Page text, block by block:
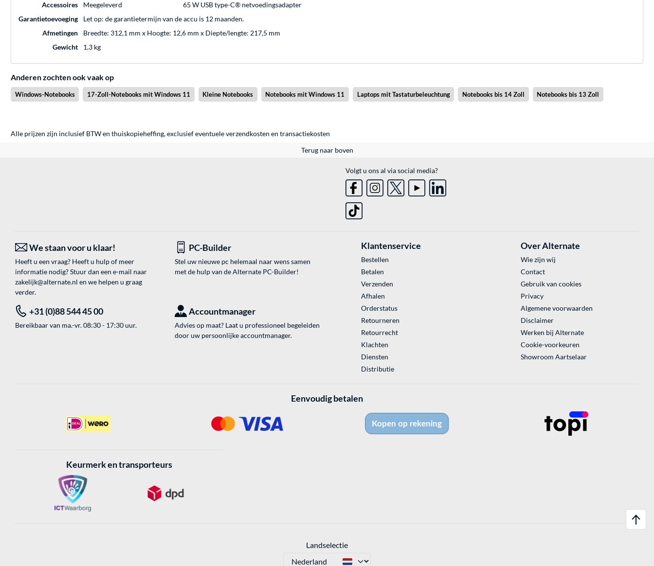
Accessoires
Meegeleverd
65 W USB type-C® netvoedingsadapter
Garantietoevoeging
Let op: de garantietermijn van de accu is 12 maanden.
Afmetingen
Breedte: 312,1 mm x Hoogte: 12,6 mm x Diepte/lengte: 217,5 mm
Gewicht
1,3 kg
Anderen zochten ook vaak op
Windows-Notebooks 17-Zoll-Notebooks mit Windows 11 Kleine Notebooks Notebooks mit Windows 11 Laptops mit Tastaturbeleuchtung Notebooks bis 14 Zoll Notebooks bis 13 Zoll
Alle prijzen zijn inclusief BTW en thuiskopieheffing, exclusief eventueleverzendkosten en transactiekosten
Terug naar boven
Volgt u ons al via social media?
We staan voor u klaar!
Heeft u een vraag? Heeft u hulp of meer
informatie nodig? Stuur dan een e-mail naar
zakelijk@alternate.nl en we helpen u graag
verder.
PC-Builder
Stel uw nieuwe pc helemaal naar wens samen
met de hulp van de Alternate PC-Builder!
+31 (0)88 544 45 00
Bereikbaar van ma.-vr. 08:30 - 17:30 uur.
Accountmanager
Advies op maat? Laat u professioneel begeleiden
door uw persoonlijke accountmanager.
Klantenservice
Bestellen
Betalen
Verzenden
Afhalen
Orderstatus
Retourneren
Retourrecht
Klachten
Diensten
Distributie
Over Alternate
Wie zijn wij
Contact
Gebruik van cookies
Privacy
Algemene voorwaarden
Disclaimer
Werken bij Alternate
Cookie-voorkeuren
Showroom Aartselaar
Eenvoudig betalen
Keurmerk en transporteurs
Landselectie